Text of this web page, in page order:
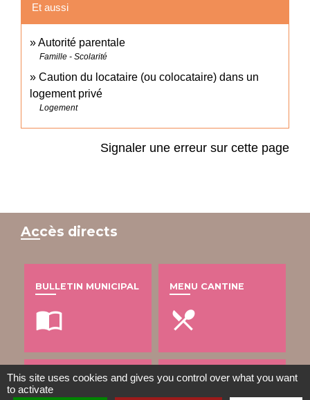
Et aussi
Autorité parentale
Famille - Scolarité
Caution du locataire (ou colocataire) dans un
logement privé
Logement
Signaler une erreur sur cette page
Accès directs
BULLETIN MUNICIPAL
import_contacts
MENU CANTINE
local_dining
TRAVAUX EN COURS VOS DÉMARCHES
This site uses cookies and gives you control over what you want
to activate